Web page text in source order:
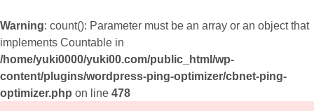
Warning: count(): Parameter must be an array or an object that
implements Countable in
/home/yuki0000/yuki00.com/public_html/wp-
content/plugins/wordpress-ping-optimizer/cbnet-ping-
optimizer.php on line 478